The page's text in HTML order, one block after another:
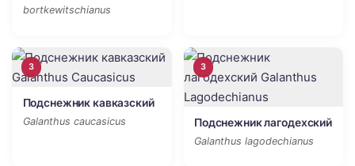
bortkewitschianus
3
Подснежник кавказский
Galanthus caucasicus
3
Подснежник лагодехский
Galanthus lagodechianus